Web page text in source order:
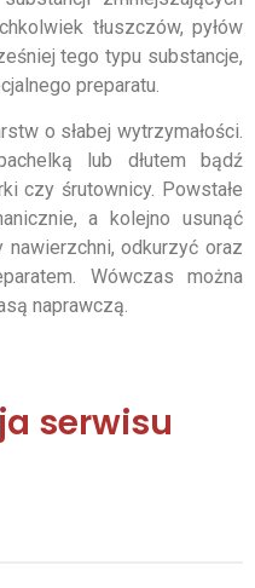
tłuszczów, pyłów
tego typu substancje,
preparatu.
o słabej wytrzymałości.
lub dłutem bądź
czy śrutownicy. Powstałe
a kolejno usunąć
odkurzyć oraz
Wówczas można
naprawczą.
serwisu